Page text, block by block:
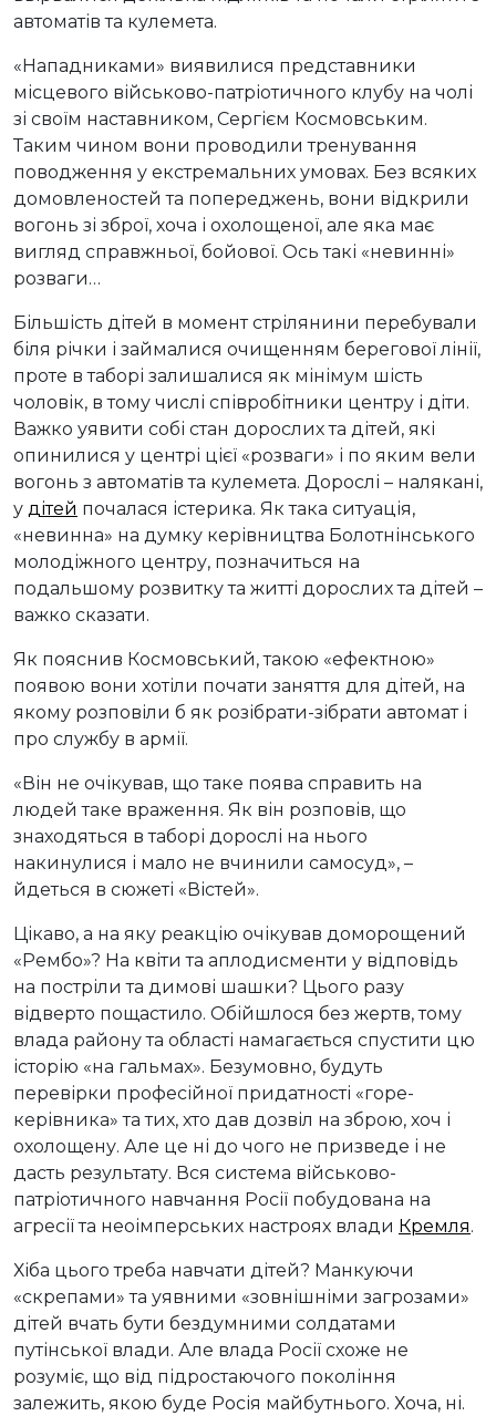
автоматів та кулемета.
«Нападниками» виявилися представники
місцевого військово-патріотичного клубу на чолі
зі своїм наставником, Сергієм Космовським.
Таким чином вони проводили тренування
поводження у екстремальних умовах. Без всяких
домовленостей та попереджень, вони відкрили
вогонь зі зброї, хоча і охолощеної, але яка має
вигляд справжньої, бойової. Ось такі «невинні»
розваги…
Більшість дітей в момент стрілянини перебували
біля річки і займалися очищенням берегової лінії,
проте в таборі залишалися як мінімум шість
чоловік, в тому числі співробітники центру і діти.
Важко уявити собі стан дорослих та дітей, які
опинилися у центрі цієї «розваги» і по яким вели
вогонь з автоматів та кулемета. Дорослі – налякані,
у дітей почалася істерика. Як така ситуація,
«невинна» на думку керівництва Болотнінського
молодіжного центру, позначиться на
подальшому розвитку та житті дорослих та дітей –
важко сказати.
Як пояснив Космовський, такою «ефектною»
появою вони хотіли почати заняття для дітей, на
якому розповіли б як розібрати-зібрати автомат і
про службу в армії.
«Він не очікував, що таке поява справить на
людей таке враження. Як він розповів, що
знаходяться в таборі дорослі на нього
накинулися і мало не вчинили самосуд», –
йдеться в сюжеті «Вістей».
Цікаво, а на яку реакцію очікував доморощений
«Рембо»? На квіти та аплодисменти у відповідь
на постріли та димові шашки? Цього разу
відверто пощастило. Обійшлося без жертв, тому
влада району та області намагається спустити цю
історію «на гальмах». Безумовно, будуть
перевірки професійної придатності «горе-
керівника» та тих, хто дав дозвіл на зброю, хоч і
охолощену. Але це ні до чого не призведе і не
дасть результату. Вся система військово-
патріотичного навчання Росії побудована на
агресії та неоімперських настроях влади Кремля.
Хіба цього треба навчати дітей? Манкуючи
«скрепами» та уявними «зовнішніми загрозами»
дітей вчать бути бездумними солдатами
путінської влади. Але влада Росії схоже не
розуміє, що від підростаючого покоління
залежить, якою буде Росія майбутнього. Хоча, ні.